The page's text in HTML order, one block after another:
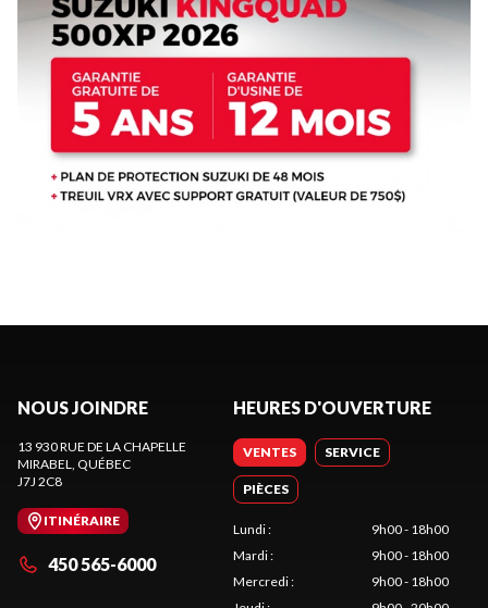
NOUS JOINDRE
13 930 RUE DE LA CHAPELLE
MIRABEL, QUÉBEC
J7J 2C8
ITINÉRAIRE
450 565-6000
HEURES D'OUVERTURE
VENTES SERVICE
PIÈCES
Lundi:
9h00 - 18h00
Mardi:
9h00 - 18h00
Mercredi:
9h00 - 18h00